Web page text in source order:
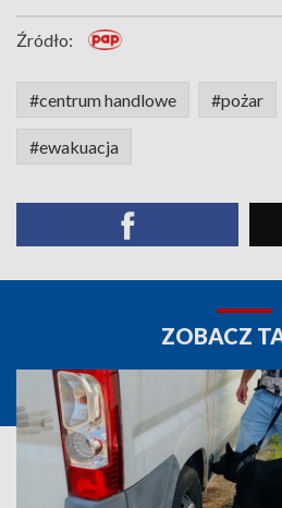
Źródło:
#centrum handlowe #pożar
#ewakuacja
ZOBACZ